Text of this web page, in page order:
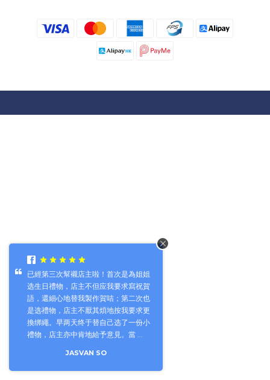
已經第三次幫襯店主啦！首次是為姐姐
选生日禮物，店主不但应我要求寫祝賀
語，還細心地替我製作賀咭；第二次也
是选禮物，店主不厭其煩地按我要求更
換绑繩。早两天终于替自己选了一份小
禮物，店主亦中肯地給予意見。當 ...
JASVAN SO